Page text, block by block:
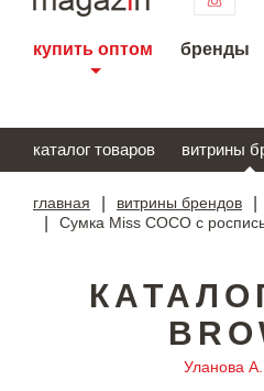
купить оптом бренды
каталог товаров витрины
главная витрины брендов
Сумка Miss COCO с
Уланова